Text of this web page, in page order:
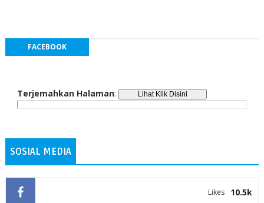
FACEBOOK
Terjemahkan Halaman:
SOSIAL MEDIA
10.5k
Likes